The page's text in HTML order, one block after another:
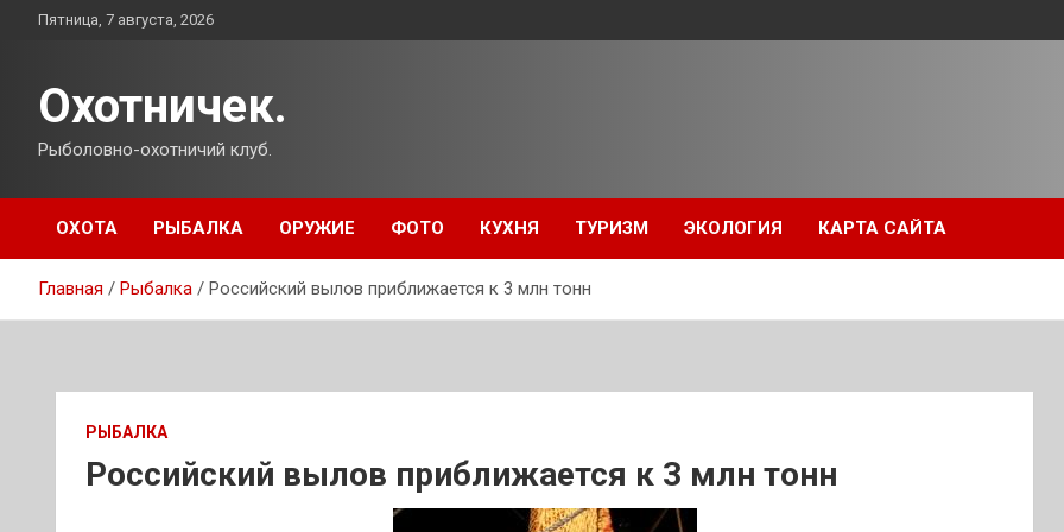
ПерейтиПятница, 7 августа, 2026
Охотничек.
Рыболовно-охотничий клуб.
ОХОТА РЫБАЛКА ОРУЖИЕ ФОТО КУХНЯ ТУРИЗМ ЭКОЛОГИЯ КАРТА САЙТА
Главная Рыбалка Российский вылов приближается к 3 млн тонн
РЫБАЛКА
Российский вылов приближается к 3 млн тонн